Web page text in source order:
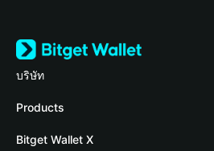
บริษัท
เกี่ยวกับ Bitget Wallet
Blog
Products
Crypto Card
Bitget Wallet X